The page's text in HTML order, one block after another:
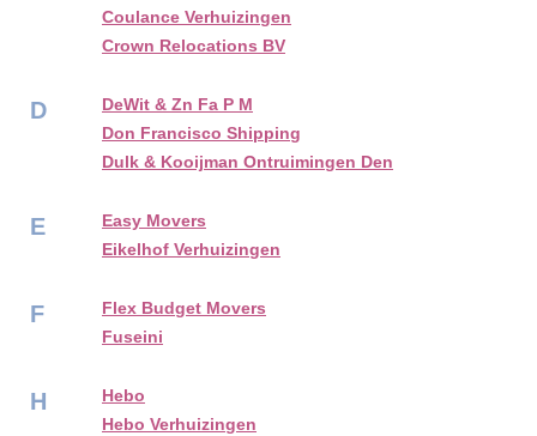
Coulance Verhuizingen
Crown Relocations BV
D
DeWit & Zn Fa P M
Don Francisco Shipping
Dulk & Kooijman Ontruimingen Den
E
Easy Movers
Eikelhof Verhuizingen
F
Flex Budget Movers
Fuseini
H
Hebo
Hebo Verhuizingen